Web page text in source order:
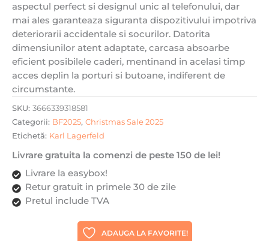
Metal
Logo
MagSafe,
Bej
aspectul perfect si designul unic al telefonului, dar
mai ales garanteaza siguranta dispozitivului impotriva
deteriorarii accidentale si socurilor. Datorita
dimensiunilor atent adaptate, carcasa absoarbe
eficient posibilele caderi, mentinand in acelasi timp
acces deplin la porturi si butoane, indiferent de
circumstante.
SKU: 3666339318581
Categorii: BF2025, Christmas Sale 2025
Etichetă: Karl Lagerfeld
Livrare gratuita la comenzi de peste 150 de lei!
Livrare la easybox!
Retur gratuit in primele 30 de zile
Pretul include TVA
ADAUGA LA FAVORITE!